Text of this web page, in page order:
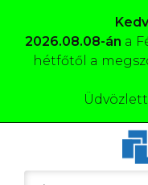
2026.08.08-án a
hétfőtől a